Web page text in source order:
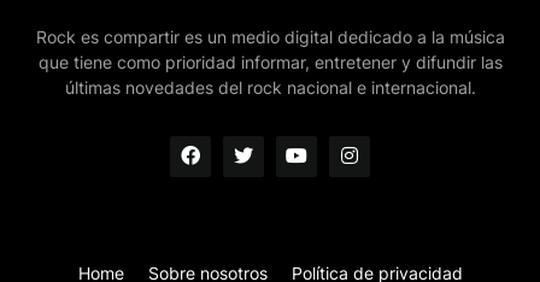
Rock es compartir es un medio digital dedicado a la música
que tiene como prioridad informar, entretener y difundir las
últimas novedades del rock nacional e internacional.
Home Sobre nosotros Política de privacidad